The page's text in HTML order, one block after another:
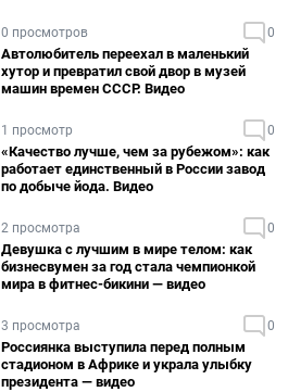
0 просмотров 0
Автолюбитель переехал в маленький
хутор и превратил свой двор в музей
машин времен СССР. Видео
1 просмотр 0
«Качество лучше, чем за рубежом»: как
работает единственный в России завод
по добыче йода. Видео
2 просмотра 0
Девушка с лучшим в мире телом: как
бизнесвумен за год стала чемпионкой
мира в фитнес-бикини — видео
3 просмотра 0
Россиянка выступила перед полным
стадионом в Африке и украла улыбку
президента — видео